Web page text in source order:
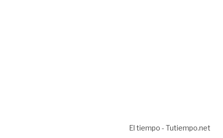
El tiempo - Tutiempo.net